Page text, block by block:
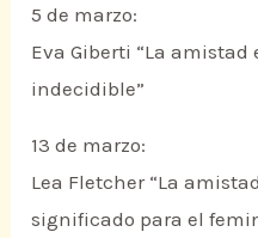
5 de marzo:
Eva Giberti “La
indecidible”
13 de marzo:
Lea Fletcher “La
significado para el